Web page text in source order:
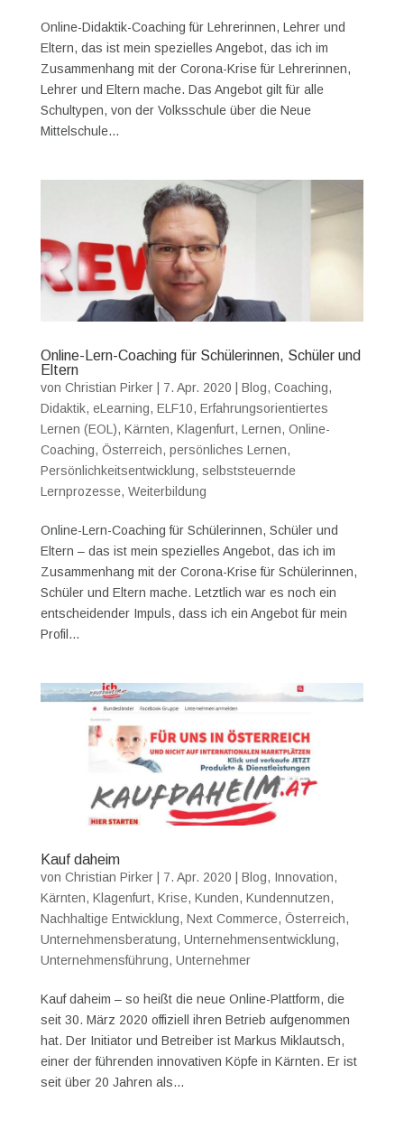
Online-Didaktik-Coaching für Lehrerinnen, Lehrer und
Eltern, das ist mein spezielles Angebot, das ich im
Zusammenhang mit der Corona-Krise für Lehrerinnen,
Lehrer und Eltern mache. Das Angebot gilt für alle
Schultypen, von der Volksschule über die Neue
Mittelschule...
Online-Lern-Coaching für Schülerinnen, Schüler und
Eltern
von Christian Pirker| 7. Apr. 2020 Blog, Coaching,
Didaktik, eLearning, ELF10, Erfahrungsorientiertes
Lernen (EOL), Kärnten, Klagenfurt, Lernen, Online-
Coaching, Österreich, persönliches Lernen,
Persönlichkeitsentwicklung, selbststeuernde
Lernprozesse, Weiterbildung
Online-Lern-Coaching für Schülerinnen, Schüler und
Eltern – das ist mein spezielles Angebot, das ich im
Zusammenhang mit der Corona-Krise für Schülerinnen,
Schüler und Eltern mache. Letztlich war es noch ein
entscheidender Impuls, dass ich ein Angebot für mein
Profil...
Kauf daheim
von Christian Pirker| 7. Apr. 2020 Blog, Innovation,
Kärnten, Klagenfurt, Krise, Kunden, Kundennutzen,
Nachhaltige Entwicklung, Next Commerce, Österreich,
Unternehmensberatung, Unternehmensentwicklung,
Unternehmensführung, Unternehmer
Kauf daheim – so heißt die neue Online-Plattform, die
seit 30. März 2020 offiziell ihren Betrieb aufgenommen
hat. Der Initiator und Betreiber ist Markus Miklautsch,
einer der führenden innovativen Köpfe in Kärnten. Er ist
seit über 20 Jahren als...